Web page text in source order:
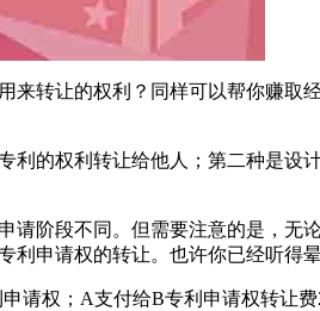
转让的权利？同样可以帮你赚取
的权利转让给他人；第二种是设
阶段不同。但需要注意的是，无
申请权的转让。也许你已经听得
权；A支付给B专利申请权转让